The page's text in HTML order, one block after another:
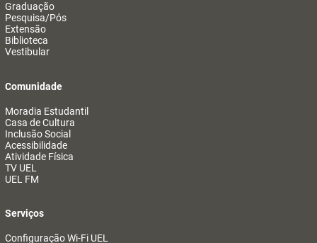
Graduação
Pesquisa/Pós
Extensão
Biblioteca
Vestibular
Comunidade
Moradia Estudantil
Casa de Cultura
Inclusão Social
Acessibilidade
Atividade Física
TV UEL
UEL FM
Serviços
Configuração Wi-Fi UEL